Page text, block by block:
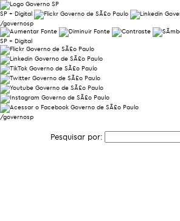
SP + Digital
/governosp
SP + Digital
/governosp
Pesquisar por: